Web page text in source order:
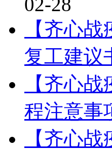
【齐心
复工建议
【齐心
程注意事
【齐心